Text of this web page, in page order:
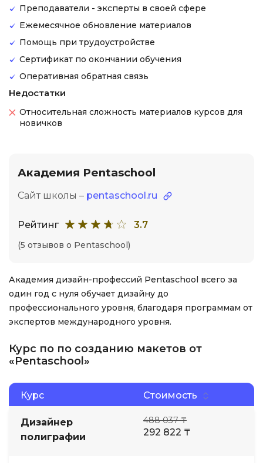
Преподаватели - эксперты в своей сфере
Ежемесячное обновление материалов
Помощь при трудоустройстве
Сертификат по окончании обучения
Оперативная обратная связь
Недостатки
Относительная сложность материалов курсов для
новичков
Академия Pentaschool
Сайт школы – pentaschool.ru
Рейтинг 3.7
(5 отзывов о Pentaschool)
Академия дизайн-профессий Pentaschool всего за
один год с нуля обучает дизайну до
профессионального уровня, благодаря программам от
экспертов международного уровня.
Курс по по созданию макетов от
«Pentaschool»
Курс Стоимость
Дизайнер
полиграфии
488 037 ₸
292 822 ₸